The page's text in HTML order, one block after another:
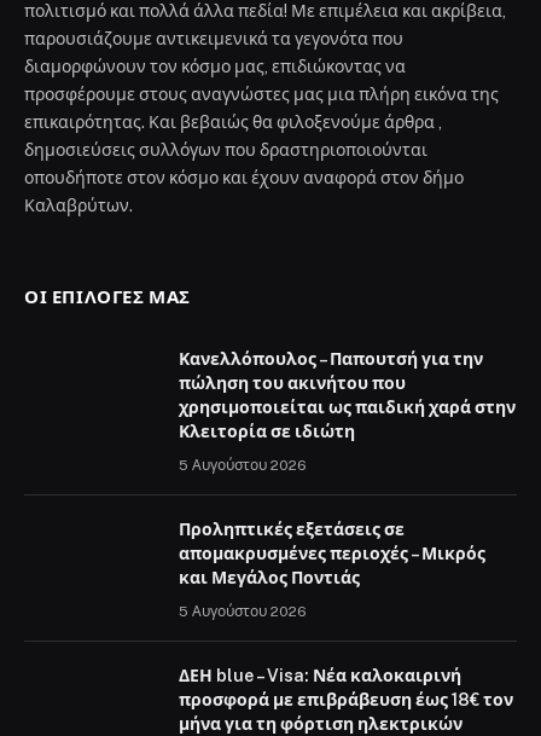
πολιτισμό και πολλά άλλα πεδία! Με επιμέλεια και ακρίβεια,
παρουσιάζουμε αντικειμενικά τα γεγονότα που
διαμορφώνουν τον κόσμο μας, επιδιώκοντας να
προσφέρουμε στους αναγνώστες μας μια πλήρη εικόνα της
επικαιρότητας. Και βεβαιώς θα φιλοξενούμε άρθρα ,
δημοσιεύσεις συλλόγων που δραστηριοποιούνται
οπουδήποτε στον κόσμο και έχουν αναφορά στον δήμο
Καλαβρύτων.
ΟΙ ΕΠΙΛΟΓΈΣ ΜΑΣ
Κανελλόπουλος – Παπουτσή για την
πώληση του ακινήτου που
χρησιμοποιείται ως παιδική χαρά στην
Κλειτορία σε ιδιώτη
5 Αυγούστου 2026
Προληπτικές εξετάσεις σε
απομακρυσμένες περιοχές – Μικρός
και Μεγάλος Ποντιάς
5 Αυγούστου 2026
ΔΕΗ blue – Visa: Νέα καλοκαιρινή
προσφορά με επιβράβευση έως 18€ τον
μήνα για τη φόρτιση ηλεκτρικών